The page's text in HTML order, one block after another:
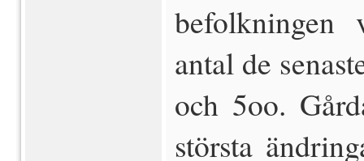
befolkningen
antal de
och 5oo.
största